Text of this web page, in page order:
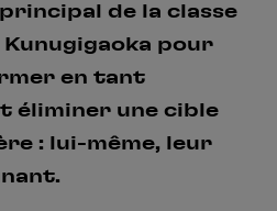
de la classe
Kunugigaoka pour
en tant
éliminer une cible
: lui-même, leur